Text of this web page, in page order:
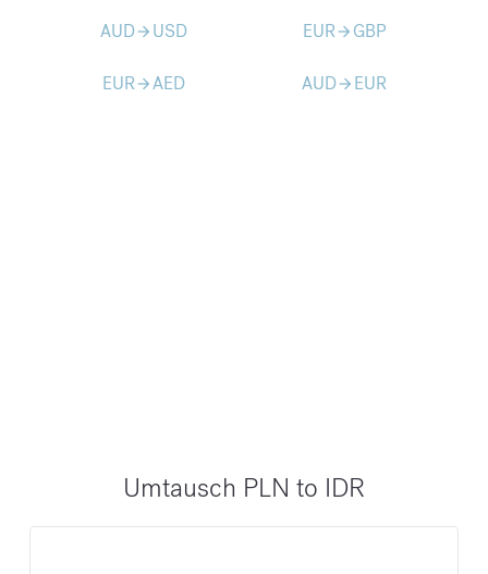
AUDarrow_forward USD EURarrow_forward GBP
EURarrow_forwardAED AUDarrow_forward EUR
Umtausch PLN to IDR